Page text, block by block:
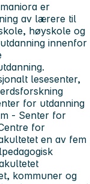
er
av lærere til
høyskole og
innenfor
lesesenter,
for utdanning
- Senter for
for
en av fem
kommuner og